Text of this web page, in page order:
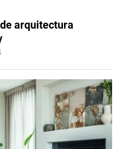
arquitectura